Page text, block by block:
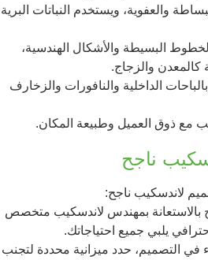
والعفوية، ويستخدم النباتات البرية
البسيطة والأشكال الهندسية،
كالمعدن والزجاج.
بالباحات الداخلية والنافورات والزخارف
مع ذوق العميل وطبيعة المكان.
ناجح
لاندسكيب ناجح:
بالاستعانة بمهندس لاندسكيب متخصص
يلبي جميع احتياجاتك.
في التصميم، حدد ميزانية محددة لتجنب